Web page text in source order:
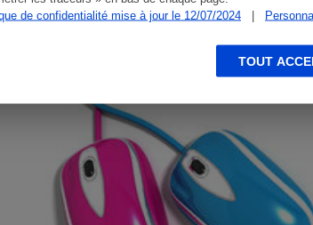
de confidentialité mise à jour le 12/07/2024
|
TOUT